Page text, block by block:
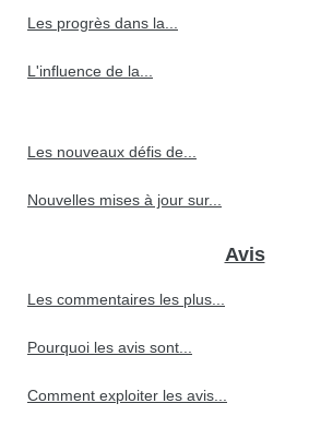
Les progrès dans la...
L'influence de la...
Les nouveaux défis de...
Nouvelles mises à jour sur...
Avis
Les commentaires les plus...
Pourquoi les avis sont...
Comment exploiter les avis...